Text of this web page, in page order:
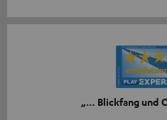
„… Blickfang und